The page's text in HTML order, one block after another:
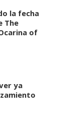
la fecha
The
of
ya